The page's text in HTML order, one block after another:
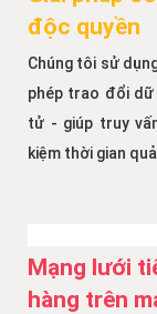
độc quyền
Chúng tôi sử
phép trao đổi dữ
tử - giúp truy
kiệm thời gian
Mạng lưới
hàng trên